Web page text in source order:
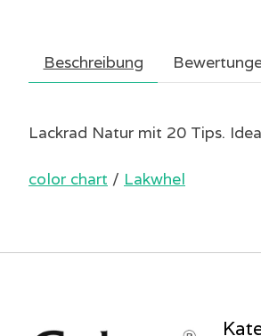
Beschreibung
Lackrad Natur mit 20 Tips.
color chart / Lakwhel